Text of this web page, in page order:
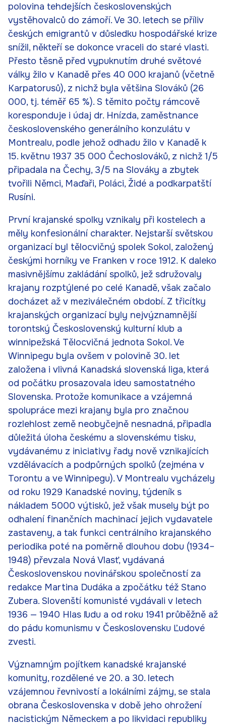
polovina tehdejších československých
vystěhovalců do zámoří. Ve 30. letech se příliv
českých emigrantů v důsledku hospodářské krize
snížil, někteří se dokonce vraceli do staré vlasti.
Přesto těsně před vypuknutím druhé světové
války žilo v Kanadě přes 40 000 krajanů (včetně
Karpatorusů), z nichž byla většina Slováků (26
000, tj. téměř 65 %). S těmito počty rámcově
koresponduje i údaj dr. Hnízda, zaměstnance
československého generálního konzulátu v
Montrealu, podle jehož odhadu žilo v Kanadě k
15. květnu 1937 35 000 Čechoslováků, z nichž 1/5
připadala na Čechy, 3/5 na Slováky a zbytek
tvořili Němci, Maďaři, Poláci, Židé a podkarpatští
Rusíni.
První krajanské spolky vznikaly při kostelech a
měly konfesionální charakter. Nejstarší světskou
organizací byl tělocvičný spolek Sokol, založený
českými horníky ve Franken v roce 1912. K daleko
masivnějšímu zakládání spolků, jež sdružovaly
krajany rozptýlené po celé Kanadě, však začalo
docházet až v meziválečném období. Z třicítky
krajanských organizací byly nejvýznamnější
torontský Československý kulturní klub a
winnipežská Tělocvičná jednota Sokol. Ve
Winnipegu byla ovšem v polovině 30. let
založena i vlivná Kanadská slovenská liga, která
od počátku prosazovala ideu samostatného
Slovenska. Protože komunikace a vzájemná
spolupráce mezi krajany byla pro značnou
rozlehlost země neobyčejně nesnadná, připadla
důležitá úloha českému a slovenskému tisku,
vydávanému z iniciativy řady nově vznikajících
vzdělávacích a podpůrných spolků (zejména v
Torontu a ve Winnipegu). V Montrealu vycházely
od roku 1929 Kanadské noviny, týdeník s
nákladem 5000 výtisků, jež však musely být po
odhalení finančních machinací jejich vydavatele
zastaveny, a tak funkci centrálního krajanského
periodika poté na poměrně dlouhou dobu (1934–
1948) převzala Nová Vlasť, vydávaná
Československou novinářskou společností za
redakce Martina Dudáka a zpočátku též Stano
Zubera. Slovenští komunisté vydávali v letech
1936 — 1940 Hlas ľudu a od roku 1941 průběžně až
do pádu komunismu v Československu Ľudové
zvesti.
Významným pojítkem kanadské krajanské
komunity, rozdělené ve 20. a 30. letech
vzájemnou řevnivostí a lokálními zájmy, se stala
obrana Československa v době jeho ohrožení
nacistickým Německem a po likvidaci republiky